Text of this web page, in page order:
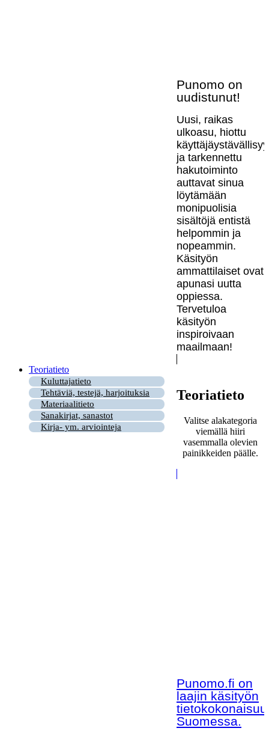
Punomo on
uudistunut!
Uusi, raikas
ulkoasu, hiottu
ja tarkennettu
hakutoiminto
auttavat sinua
löytämään
monipuolisia
sisältöjä entistä
helpommin ja
nopeammin.
Käsityön
ammattilaiset ovat
apunasi uutta
oppiessa.
Tervetuloa
käsityön
inspiroivaan
maailmaan!
Teoriatieto
Kuluttajatieto
Tehtäviä, testejä, harjoituksia
Materiaalitieto
Sanakirjat, sanastot
Kirja- ym. arviointeja
Teoriatieto
Valitse alakategoria
viemällä hiiri
vasemmalla olevien
painikkeiden päälle.
Punomo.fi on
laajin käsityön
Suomessa.